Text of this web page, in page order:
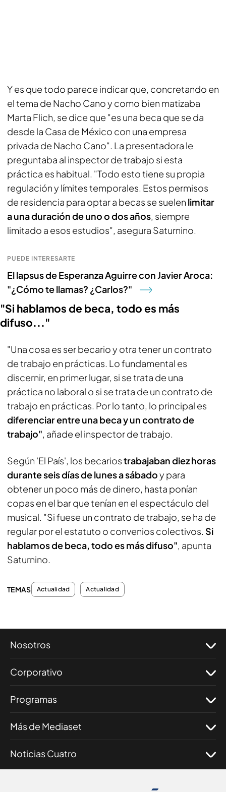
Y es que todo parece indicar que, concretando en
el tema de Nacho Cano y como bien matizaba
Marta Flich, se dice que "es una beca que se da
desde la Casa de México con una empresa
privada de Nacho Cano". La presentadora le
preguntaba al inspector de trabajo si esta
práctica es habitual. "Todo esto tiene su propia
regulación y límites temporales. Estos permisos
de residencia para optar a becas se suelen limitar
a una duración de uno o dos años, siempre
limitado a esos estudios", asegura Saturnino.
PUEDE INTERESARTE
El lapsus de Esperanza Aguirre con Javier Aroca:
"¿Cómo te llamas? ¿Carlos?"
"Si hablamos de beca, todo es más
difuso..."
"Una cosa es ser becario y otra tener un contrato
de trabajo en prácticas. Lo fundamental es
discernir, en primer lugar, si se trata de una
práctica no laboral o si se trata de un contrato de
trabajo en prácticas. Por lo tanto, lo principal es
diferenciar entre una beca y un contrato de
trabajo", añade el inspector de trabajo.
Según 'El País', los becariostrabajaban diez horas
durante seis días de lunes a sábadoy para
obtener un poco más de dinero, hasta ponían
copas en el bar que tenían en el espectáculo del
musical. "Si fuese un contrato de trabajo, se ha de
regular por el estatuto o convenios colectivos. Si
hablamos de beca, todo es más difuso", apunta
Saturnino.
TEMAS Actualidad Actualidad
Nosotros
Corporativo
Programas
Más de Mediaset
Noticias Cuatro